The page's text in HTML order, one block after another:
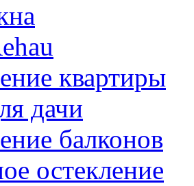
квартиры
дачи
балконов
остекление